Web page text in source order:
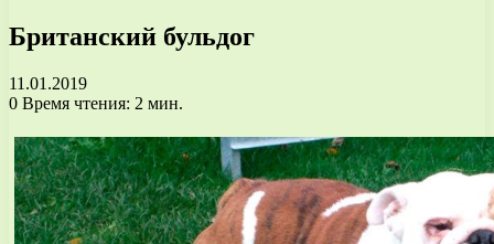
Британский бульдог
11.01.2019
0 Время чтения: 2 мин.